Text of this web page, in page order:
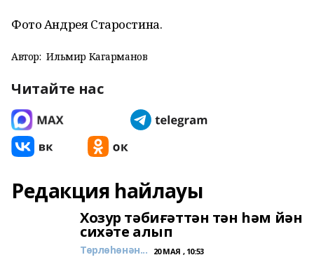
Фото Андрея Старостина.
Автор: Ильмир Кагарманов
Читайте нас
Редакция һайлауы
Хозур тәбиғәттән тән һәм йән
сихәте алып
Төрлөһөнән... 20 МАЯ , 10:53